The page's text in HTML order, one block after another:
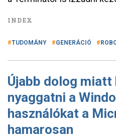
INDEX
TUDOMÁNY GENERÁCIÓ
Újabb dolog miatt
nyaggatni a
használókat a
hamarosan